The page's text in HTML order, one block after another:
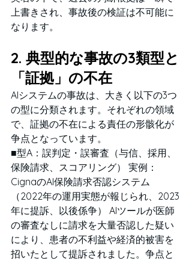
上書きされ、事故後の検証は不可能に
なります。
2. 典型的な事故の3類型と
「証拠」の不在
AIシステムの事故は、大きく以下の3つ
の型に分類されます。それぞれの領域
で、証拠の不在による責任の形骸化が
争点となっています。
■型A：誤判定・誤審査（与信、採用、
保険請求、スコアリング） 実例：
CignaのAI保険請求否認システム
（2022年の運用実態が報じられ、2023
年に提訴、以後係争） AIツールが医師
の審査なしに請求を大量否認した疑い
により、患者の不利益や経済的被害を
招いたとして提訴されました。争点と